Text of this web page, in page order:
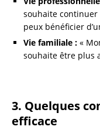
souhaite
peux bénéficier
Vie familiale : «
souhaite être plus
3. Quelques
efficace